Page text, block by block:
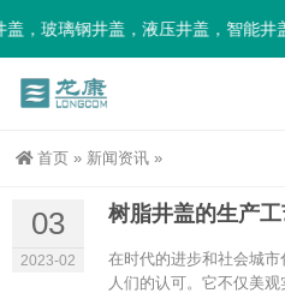
玻璃钢井盖，液压井盖，智能井
首页 » 新闻资讯 »
03
2023-02
树脂井盖的生产
在时代的进步和社会城
人们的认可。它不仅美观